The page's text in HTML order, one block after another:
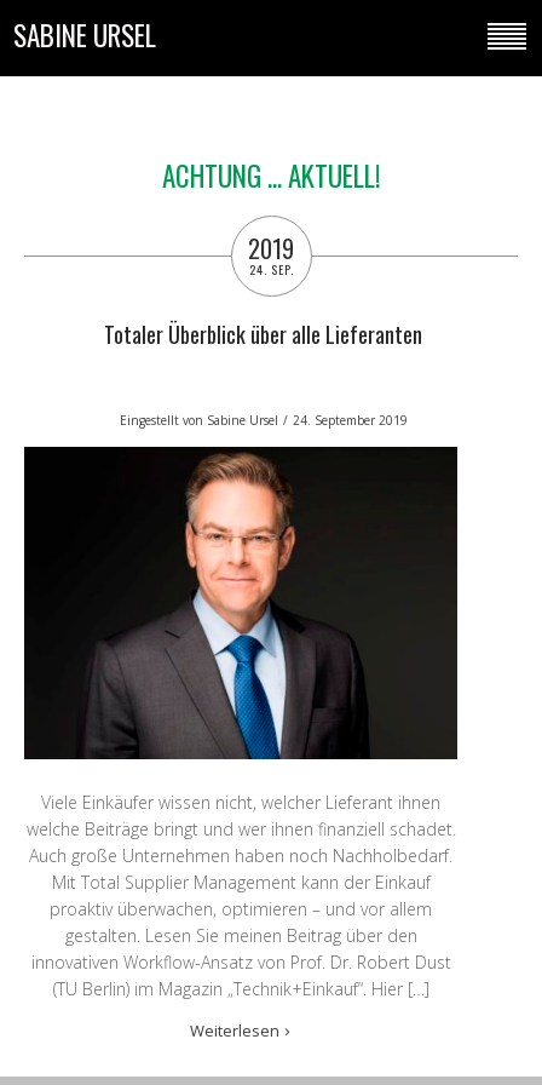
SABINE URSEL
ACHTUNG ... AKTUELL!
2019
24. SEP.
Totaler Überblick über alle Lieferanten
Eingestellt von Sabine Ursel / 24. September 2019
Viele Einkäufer wissen nicht, welcher Lieferant ihnen
welche Beiträge bringt und wer ihnen finanziell schadet.
Auch große Unternehmen haben noch Nachholbedarf.
Mit Total Supplier Management kann der Einkauf
proaktiv überwachen, optimieren – und vor allem
gestalten. Lesen Sie meinen Beitrag über den
innovativen Workflow-Ansatz von Prof. Dr. Robert Dust
(TU Berlin) im Magazin „Technik+Einkauf“. Hier […]
Weiterlesen